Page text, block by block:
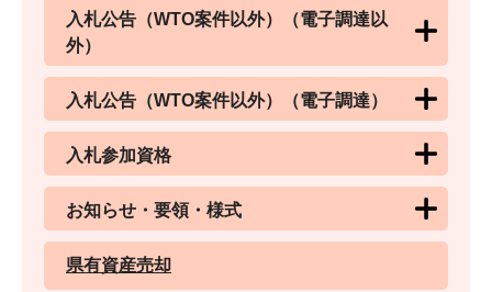
入札公告（WTO案件以外）（電子調達以
外）
入札公告（WTO案件以外）（電子調達）
入札参加資格
お知らせ・要領・様式
県有資産売却